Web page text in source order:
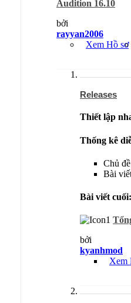
Audition 16.10
bởi
rayyan2006
Xem Hồ sơ
Releases
Thiết lập
Thống kê
Chủ
Bài
Bài viết cuối:
bởi
kyanhmod
Xem